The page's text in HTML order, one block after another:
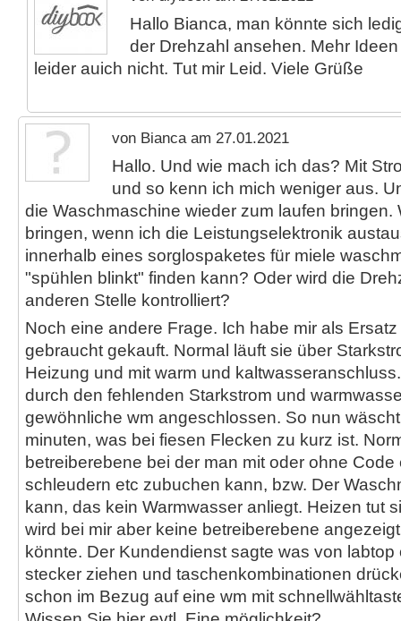
Hallo Bianca, man könnte sich
der Drehzahl ansehen. Mehr
leider auich nicht. Tut mir Leid. Viele Grüße
von Bianca am 27.01.2021
Hallo. Und wie mach ich das? Mit
und so kenn ich mich weniger aus.
die Waschmaschine wieder zum laufen bringen.
bringen, wenn ich die Leistungselektronik
innerhalb eines sorglospaketes für miele
"spühlen blinkt" finden kann? Oder wird die
anderen Stelle kontrolliert?
Noch eine andere Frage. Ich habe mir als
gebraucht gekauft. Normal läuft sie über
Heizung und mit warm und
durch den fehlenden Starkstrom und
gewöhnliche wm angeschlossen. So nun
minuten, was bei fiesen Flecken zu kurz ist.
betreiberebene bei der man mit oder ohne
schleudern etc zubuchen kann, bzw. Der
kann, das kein Warmwasser anliegt. Heizen tut
wird bei mir aber keine betreiberebene
könnte. Der Kundendienst sagte was von
stecker ziehen und taschenkombinationen
schon im Bezug auf eine wm mit